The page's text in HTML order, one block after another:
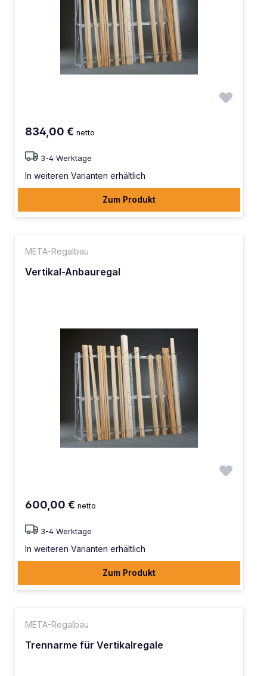
834,00 € netto
3-4 Werktage
In weiteren Varianten erhältlich
Zum Produkt
META-Regalbau
Vertikal-Anbauregal
600,00 € netto
3-4 Werktage
In weiteren Varianten erhältlich
Zum Produkt
META-Regalbau
Trennarme für Vertikalregale